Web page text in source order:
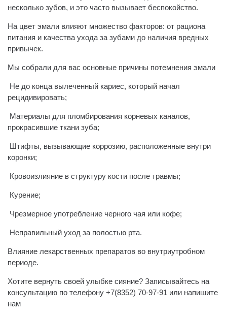
несколько зубов, и это часто вызывает беспокойство.
На цвет эмали влияют множество факторов: от рациона
питания и качества ухода за зубами до наличия вредных
привычек.
Мы собрали для вас основные причины потемнения эмали
️ Не до конца вылеченный кариес, который начал
рецидивировать;
️ Материалы для пломбирования корневых каналов,
прокрасившие ткани зуба;
️ Штифты, вызывающие коррозию, расположенные внутри
коронки;
️ Кровоизлияние в структуру кости после травмы;
️ Курение;
️ Чрезмерное употребление черного чая или кофе;
️ Неправильный уход за полостью рта.
️Влияние лекарственных препаратов во внутриутробном
периоде.
Хотите вернуть своей улыбке сияние? Записывайтесь на
консультацию по телефону +7(8352) 70-97-91 или напишите
нам